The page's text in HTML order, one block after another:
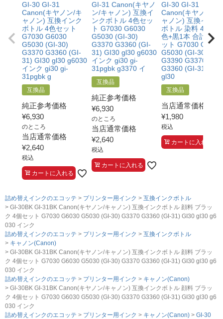
GI-30 GI-31
Canon(キヤノン/キ
ャノン) 互換インク
ボトル 4色セット
G7030 G6030
G5030 (GI-30)
G3370 G3360 (GI-
31) GI30 gl30 g6030
インク gi30 gi-
31pgbk g
互換品
純正参考価格
¥6,930
のところ
当店通常価格
¥2,640
税込
カートに入れる
GI-31 Canon(キヤノ
ン/キャノン) 互換イ
ンクボトル 4色セッ
ト G7030 G6030
G5030 (GI-30)
G3370 G3360 (GI-
31) GI30 gl30 g6030
インク gi30 gi-
31pgbk g3370 イ
互換品
純正参考価格
¥6,930
のところ
当店通常価格
¥2,640
税込
カートに入れる
GI-30 GI-31
Canon(キヤノン/キ
ャノン) 互換インク
ボトル 染料 45ml×4
色+黒1本 合計5本
ット G7030 G6030
G5030 (GI-30)
G3390 G3370
G3360 (GI-31)
gl30
互換品
当店通常価格
¥1,980
税込
カートに入れる
詰め替えインクのエコッテ プリンター用インク
互換インクボトル
GI-30BK GI-31BK Canon(キヤノン/キャノン) 互換インクボトル 顔料 ブラッ
ク 4個セット G7030 G6030 G5030 (GI-30) G3370 G3360 (GI-31) GI30 gl30 g6
030 インク
詰め替えインクのエコッテ
プリンター用インク
互換インクボトル
キャノン(Canon)
GI-30BK GI-31BK Canon(キヤノン/キャノン) 互換インクボトル 顔料 ブラッ
ク 4個セット G7030 G6030 G5030 (GI-30) G3370 G3360 (GI-31) GI30 gl30 g6
030 インク
詰め替えインクのエコッテ
プリンター用インク
キャノン(Canon)
GI-30BK GI-31BK Canon(キヤノン/キャノン) 互換インクボトル 顔料 ブラッ
ク 4個セット G7030 G6030 G5030 (GI-30) G3370 G3360 (GI-31) GI30 gl30 g6
030 インク
詰め替えインクのエコッテ
プリンター用インク キャノン(Canon)
GI-30